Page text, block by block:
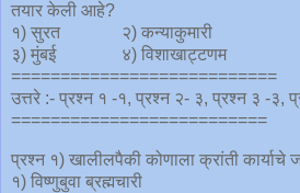
तयार केली आहे?
१) सुरत २) कन्याकुमारी
३) मुंबई ४) विशाखाट्टणम
===========================
उत्तरे :- प्रश्न १ -१, प्रश्न २- ३, प्रश्न ३ -३,
==========================
प्रश्न १) खालीलपैकी कोणाला क्रांती कार्याचे
१) विष्णुबुवा ब्रह्मचारी